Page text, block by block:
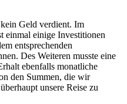
Geld verdient. Im
einmal einige Investitionen
entsprechenden
Des Weiteren musste eine
ebenfalls monatliche
den Summen, die wir
unsere Reise zu